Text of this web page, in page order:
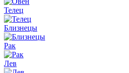
Телец
Близнецы
Рак
Лев